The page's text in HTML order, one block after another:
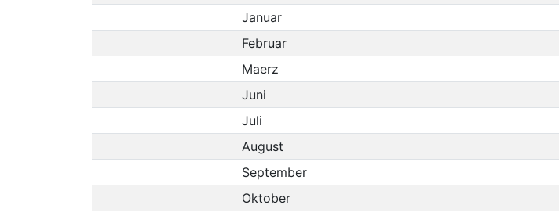
Januar
Februar
Maerz
Juni
Juli
August
September
Oktober